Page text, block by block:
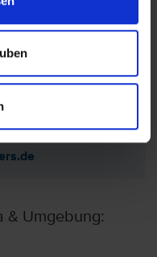
(ohne Flug)
& Umgebung: